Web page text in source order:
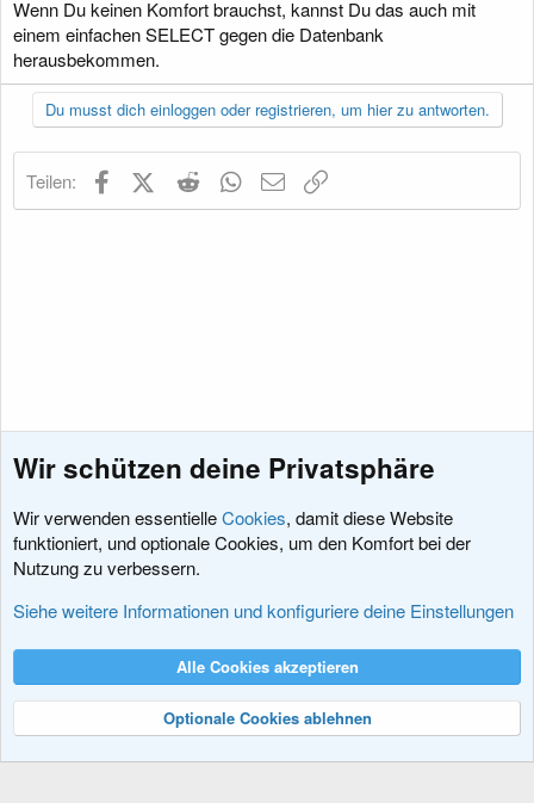
Wenn Du keinen Komfort brauchst, kannst Du das auch mit
einem einfachen SELECT gegen die Datenbank
herausbekommen.
Du musst dich einloggen oder registrieren, um hier zu antworten.
Teilen: FacebookX (Twitter)
Reddit WhatsApp
E-Mail
Vorschläge für Add-ons
Nutzungsbedingungen Datenschutz
R
Community platform by XenForo® © 2010-2024 XenForo Ltd.
Wir schützen deine Privatsphäre
Wir verwenden essentielleCookies, damit diese Website
funktioniert, und optionale Cookies, um den Komfort bei der
Nutzung zu verbessern.
Siehe weitere Informationen und konfiguriere deine Einstellungen
Alle Cookies akzeptieren
Optionale Cookies ablehnen